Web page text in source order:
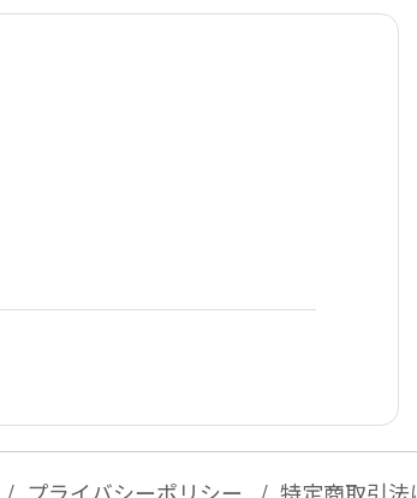
プライバシーポリシー 特定商取引